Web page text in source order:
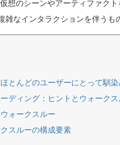
想のシーンやアーティファク
雑なインタラクションを伴うも
とんどのユーザーにとって馴
ディング：ヒントとウォーク
ォークスルー
スルーの構成要素